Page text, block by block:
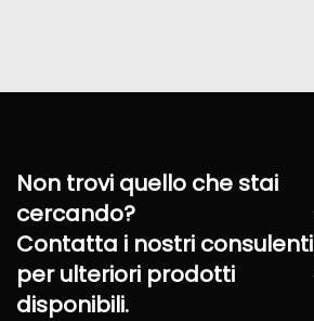
Non trovi quello che stai
cercando?
Contatta i nostri consulenti
per ulteriori prodotti
disponibili.